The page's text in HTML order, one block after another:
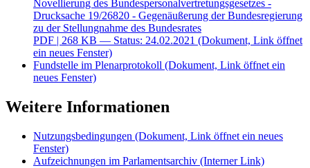
Novellierung des Bundespersonalvertretungsgesetzes -
Drucksache 19/26820 - Gegenäußerung der Bundesregierung
zu der Stellungnahme des Bundesrates
PDF | 268 KB — Status: 24.02.2021 (Dokument, Link öffnet
ein neues Fenster)
Fundstelle im Plenarprotokoll (Dokument, Link öffnet ein
neues Fenster)
Weitere Informationen
Nutzungsbedingungen (Dokument, Link öffnet ein neues
Fenster)
Aufzeichnungen im Parlamentsarchiv (Interner Link)